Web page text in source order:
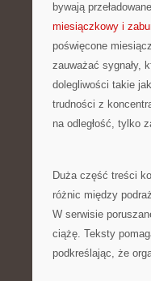
bywają
miesiączkowy i
poświęcone
zauważać sygnały,
dolegliwości takie
trudności z
na odległość, tylko
Duża część treści
różnic między
W serwisie
ciążę. Teksty
podkreślając, że